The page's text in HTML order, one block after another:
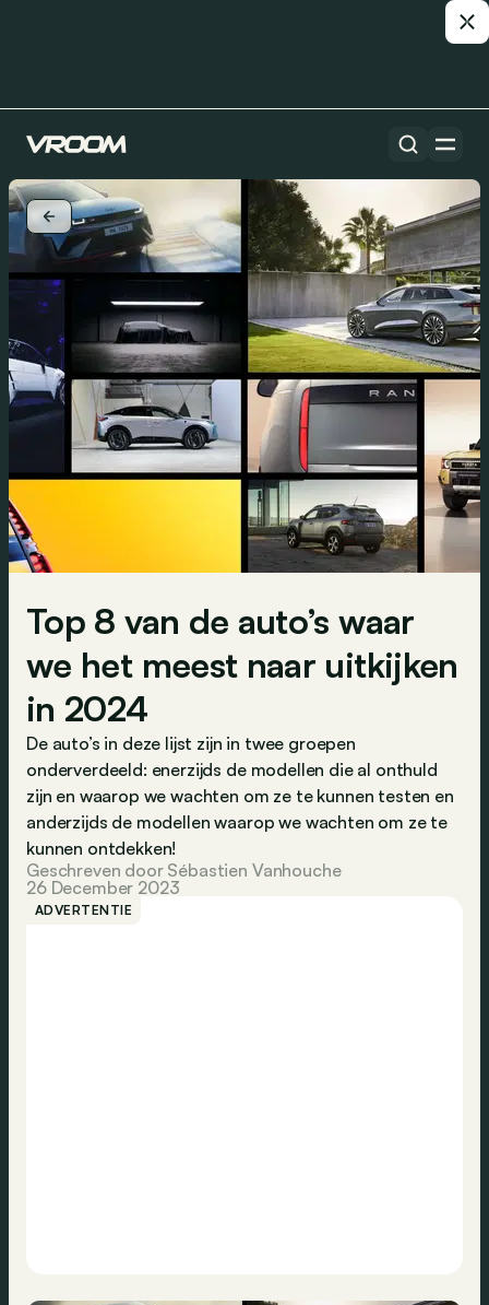
Top 8 van de auto’s waar
we het meest naar uitkijken
in 2024
De auto’s in deze lijst zijn in twee groepen
onderverdeeld: enerzijds de modellen die al onthuld
zijn en waarop we wachten om ze te kunnen testen en
anderzijds de modellen waarop we wachten om ze te
kunnen ontdekken!
Geschreven door Sébastien Vanhouche
26 December 2023
ADVERTENTIE